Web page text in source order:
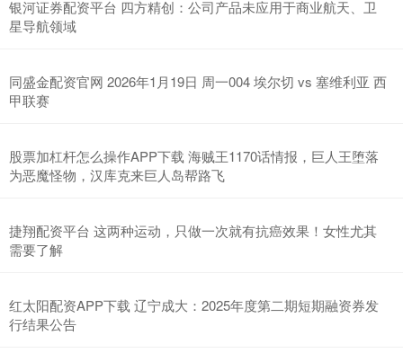
银河证券配资平台 四方精创：公司产品未应用于商业航天、卫
星导航领域
同盛金配资官网 2026年1月19日 周一004 埃尔切 vs 塞维利亚 西
甲联赛
股票加杠杆怎么操作APP下载 海贼王1170话情报，巨人王堕落
为恶魔怪物，汉库克来巨人岛帮路飞
捷翔配资平台 这两种运动，只做一次就有抗癌效果！女性尤其
需要了解
红太阳配资APP下载 辽宁成大：2025年度第二期短期融资券发
行结果公告